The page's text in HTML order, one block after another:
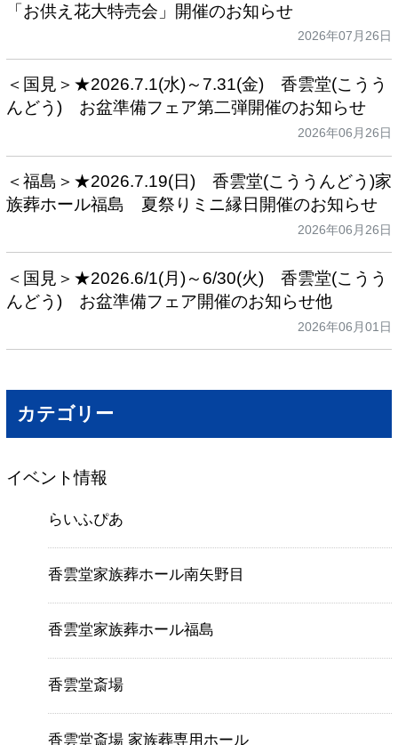
「お供え花大特売会」開催のお知らせ
2026年07月26日
＜国見＞★2026.7.1(水)～7.31(金) 香雲堂(こうう
んどう) お盆準備フェア第二弾開催のお知らせ
2026年06月26日
＜福島＞★2026.7.19(日) 香雲堂(こううんどう)家
族葬ホール福島 夏祭りミニ縁日開催のお知らせ
2026年06月26日
＜国見＞★2026.6/1(月)～6/30(火) 香雲堂(こうう
んどう) お盆準備フェア開催のお知らせ他
2026年06月01日
カテゴリー
イベント情報
らいふぴあ
香雲堂家族葬ホール南矢野目
香雲堂家族葬ホール福島
香雲堂斎場
香雲堂斎場 家族葬専用ホール